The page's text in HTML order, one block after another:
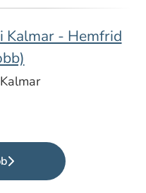
Kalmar - Hemfrid
Kalmar